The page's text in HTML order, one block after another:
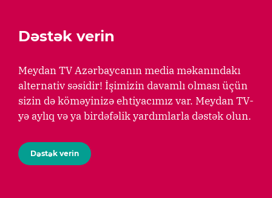
Dəstək verin
Meydan TV Azərbaycanın media məkanındakı
alternativ səsidir! İşimizin davamlı olması üçün
sizin də köməyinizə ehtiyacımız var. Meydan TV-
yə aylıq və ya birdəfəlik yardımlarla dəstək olun.
Dəstək verin